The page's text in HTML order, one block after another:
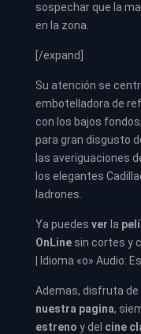
sospechar que la
en la zona.
[/expand]
Su atención se
embotelladora de
con los bajos
para gran disgusto
las averiguaciones
los elegantes
ladrones.
Ya puedes ver la
OnLine sin cortes y
| Idioma «o» Audio:
Ademas, disfruta de
nuestra pagina,
estreno y del cine